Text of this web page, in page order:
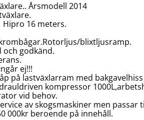
Årsmodell 2014
Hipro 16 meters.
blixtljusramp.
och godkänd.
ej!!!
på lastväxlarram med
kompressor
vid behov.
av skogsmaskiner men passar
000kr beroende på innehåll.